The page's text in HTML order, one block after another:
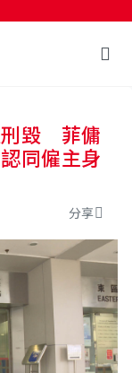
刑毀 菲傭
同僱主身
分享